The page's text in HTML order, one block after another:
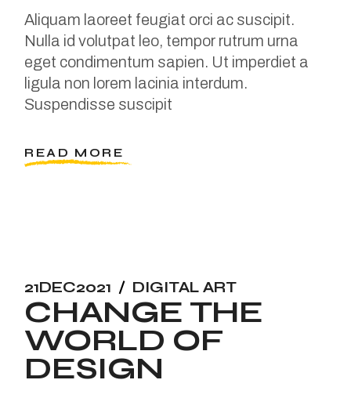
Aliquam laoreet feugiat orci ac suscipit.
Nulla id volutpat leo, tempor rutrum urna
eget condimentum sapien. Ut imperdiet a
ligula non lorem lacinia interdum.
Suspendisse suscipit
READ MORE
21DEC2021 DIGITAL ART
CHANGE THE
WORLD OF
DESIGN